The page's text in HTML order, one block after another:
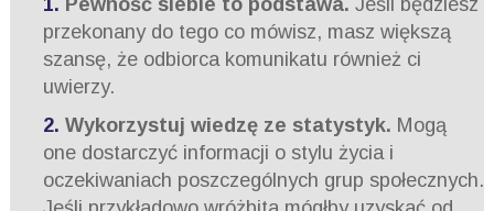
przekonany do tego co mówisz, masz większą
szansę, że odbiorca komunikatu również ci
uwierzy.
Wykorzystuj wiedzę ze statystyk. Mogą
one dostarczyć informacji o stylu życia i
oczekiwaniach poszczególnych grup społecznych.